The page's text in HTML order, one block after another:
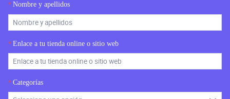
* Nombre y apellidos
* Enlace a tu tienda online o sitio web
* Categorías